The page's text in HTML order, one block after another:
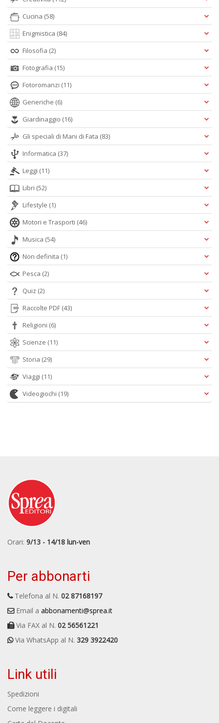
Cucina (58)
Enigmistica (84)
Filosofia (2)
Fotografia (15)
Fotoromanzi (11)
Generiche (6)
Giardinaggio (16)
Gli speciali di Mani di Fata (83)
Informatica (37)
Leggi (11)
Libri (52)
Lifestyle (1)
Motori e Trasporti (46)
Musica (54)
Non definita (1)
Pesca (2)
Quiz (2)
Raccolte PDF (43)
Religioni (6)
Scienze (11)
Storia (29)
Viaggi (11)
Videogiochi (19)
Orari: 9/13 - 14/18 lun-ven
Per abbonarti
Telefona al N. 02 87168197
Email a abbonamenti@sprea.it
Via FAX al N. 02 56561221
Via WhatsApp al N. 329 3922420
Link utili
Spedizioni
Come leggere i digitali